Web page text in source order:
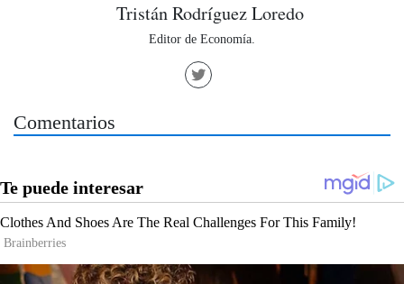
Tristán Rodríguez Loredo
Editor de Economía.
Comentarios